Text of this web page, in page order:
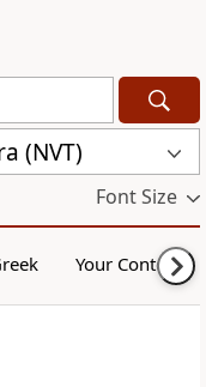
(NVT)
Font Size
Your Content